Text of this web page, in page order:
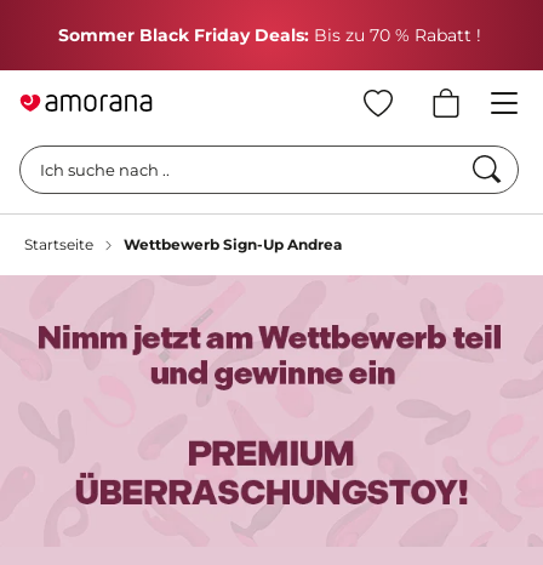
Sommer Black Friday Deals: Bis zu 70 % Rabatt !
Ich suche nach ..
Startseite Wettbewerb Sign-Up Andrea